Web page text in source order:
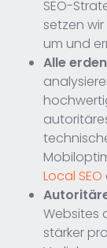
SEO-
setzen
um und
Alle
Local SEO
Websites
stärker